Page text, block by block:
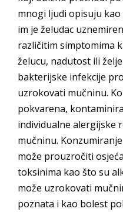
mnogi ljudi opisuju
im je želudac
različitim simptomima
želucu, nadutost ili
bakterijske infekcije
uzrokovati mučninu.
pokvarena,
individualne alergijske
mučninu.
može prouzročiti
toksinima kao što su
može uzrokovati
poznata i kao bolest